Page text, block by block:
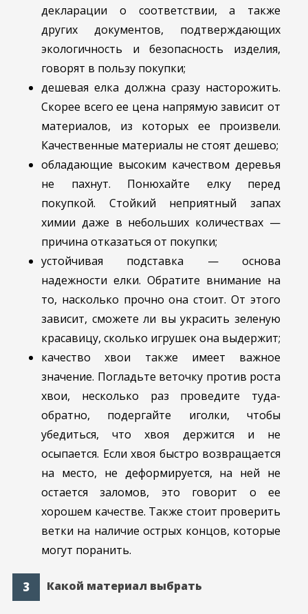
декларации о соответствии, а также
других документов, подтверждающих
экологичность и безопасность изделия,
говорят в пользу покупки;
дешевая елка должна сразу насторожить.
Скорее всего ее цена напрямую зависит от
материалов, из которых ее произвели.
Качественные материалы не стоят дешево;
обладающие высоким качеством деревья
не пахнут. Понюхайте елку перед
покупкой. Стойкий неприятный запах
химии даже в небольших количествах —
причина отказаться от покупки;
устойчивая подставка — основа
надежности елки. Обратите внимание на
то, насколько прочно она стоит. От этого
зависит, сможете ли вы украсить зеленую
красавицу, сколько игрушек она выдержит;
качество хвои также имеет важное
значение. Погладьте веточку против роста
хвои, несколько раз проведите туда-
обратно, подергайте иголки, чтобы
убедиться, что хвоя держится и не
осыпается. Если хвоя быстро возвращается
на место, не деформируется, на ней не
остается заломов, это говорит о ее
хорошем качестве. Также стоит проверить
ветки на наличие острых концов, которые
могут поранить.
Какой материал выбрать